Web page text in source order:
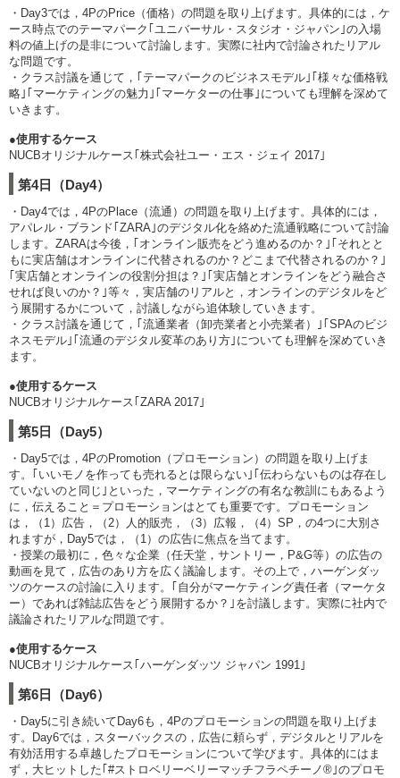
・Day3では，4PのPrice（価格）の問題を取り上げます。具体的には，ケ
ース時点でのテーマパーク｢ユニバーサル・スタジオ・ジャパン｣の入場
料の値上げの是非について討論します。実際に社内で討論されたリアル
な問題です。
・クラス討議を通じて，｢テーマパークのビジネスモデル｣｢様々な価格戦
略｣｢マーケティングの魅力｣｢マーケターの仕事｣についても理解を深めて
いきます。
●使用するケース
NUCBオリジナルケース｢株式会社ユー・エス・ジェイ 2017｣
第4日（Day4）
・Day4では，4PのPlace（流通）の問題を取り上げます。具体的には，
アパレル・ブランド｢ZARA｣のデジタル化を絡めた流通戦略について討論
します。ZARAは今後，｢オンライン販売をどう進めるのか？｣｢それとと
もに実店舗はオンラインに代替されるのか？どこまで代替されるのか？｣
｢実店舗とオンラインの役割分担は？｣｢実店舗とオンラインをどう融合さ
せれば良いのか？｣等々，実店舗のリアルと，オンラインのデジタルをど
う展開するかについて，討議しながら追体験していきます。
・クラス討議を通じて，｢流通業者（卸売業者と小売業者）｣｢SPAのビジ
ネスモデル｣｢流通のデジタル変革のあり方｣についても理解を深めていき
ます。
●使用するケース
NUCBオリジナルケース｢ZARA 2017｣
第5日（Day5）
・Day5では，4PのPromotion（プロモーション）の問題を取り上げま
す。｢いいモノを作っても売れるとは限らない｣｢伝わらないものは存在し
ていないのと同じ｣といった，マーケティングの有名な教訓にもあるよう
に，伝えること＝プロモーションはとても重要です。プロモーション
は，（1）広告，（2）人的販売，（3）広報，（4）SP，の4つに大別さ
れますが，Day5では，（1）の広告に焦点を当てます。
・授業の最初に，色々な企業（任天堂，サントリー，P&G等）の広告の
動画を見て，広告のあり方を広く議論します。その上で，ハーゲンダッ
ツのケースの討論に入ります。｢自分がマーケティング責任者（マーケタ
ー）であれば雑誌広告をどう展開するか？｣を討議します。実際に社内で
議論されたリアルな問題です。
●使用するケース
NUCBオリジナルケース｢ハーゲンダッツ ジャパン 1991｣
第6日（Day6）
・Day5に引き続いてDay6も，4Pのプロモーションの問題を取り上げま
す。Day6では，スターバックスの，広告に頼らず，デジタルとリアルを
有効活用する卓越したプロモーションについて学びます。具体的にはま
ず，大ヒットした｢#ストロベリーベリーマッチフラペチーノ®｣のプロモ